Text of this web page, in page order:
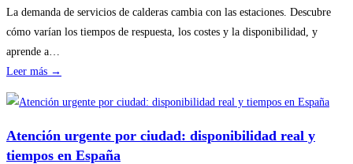
hogar
sin
La demanda de servicios de calderas cambia con las estaciones. Descubre
cómo varían los tiempos de respuesta, los costes y la disponibilidad, y
aprende a…
Leer más →
por
temporada
Atención urgente por ciudad: disponibilidad real y
tiempos en España